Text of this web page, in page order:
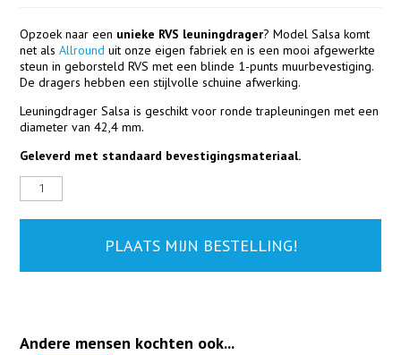
Opzoek naar een unieke RVS leuningdrager? Model Salsa komt
net alsAllround uit onze eigen fabriek en is een mooi afgewerkte
steun in geborsteld RVS met een blinde 1-punts muurbevestiging.
De dragers hebben een stijlvolle schuine afwerking.
Leuningdrager Salsa is geschikt voor ronde trapleuningen met een
diameter van 42,4 mm.
Geleverd met standaard bevestigingsmateriaal.
RVS
leuningdrager
Salsa
PLAATS MIJN BESTELLING!
Andere mensen kochten ook...